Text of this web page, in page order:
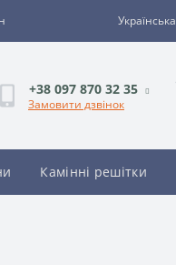
Українська
+38 097 870 32 35
Замовити дзвінок
Камінні решітки